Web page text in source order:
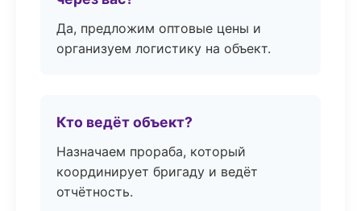
Да, предложим оптовые цены и
организуем логистику на объект.
Кто ведёт объект?
Назначаем прораба, который
координирует бригаду и ведёт
отчётность.